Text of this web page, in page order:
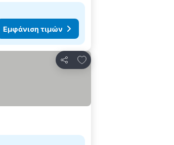
Εμφάνιση τιμών
Κοινοποίηση
Προσθήκη στα αγαπημένα